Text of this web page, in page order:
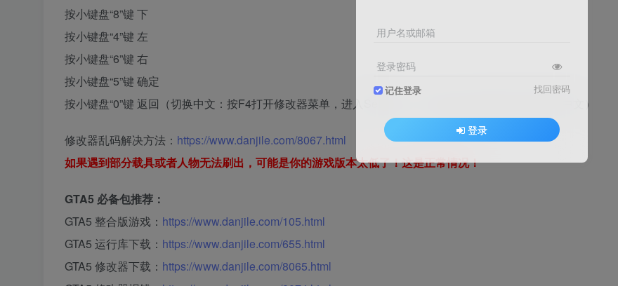
按小键盘“8”键 下
按小键盘“4”键 左
按小键盘“6”键 右
按小键盘“5”键 确定
按小键盘“0”键 返回（切换中文：按F4打开修改器菜单，进入Settings → Language 选择CN 即可设置中文）
修改器乱码解决方法： https://www.danjile.com/8067.html
如果遇到部分载具或者人物无法刷出，可能是你的游戏版本太低了！这是正常情况！
GTA5 必备包推荐：
GTA5 整合版游戏： https://www.danjile.com/105.html
GTA5 运行库下载： https://www.danjile.com/655.html
GTA5 修改器下载： https://www.danjile.com/8065.html
用户名或邮箱
登录密码
记住登录 找回密码
登录